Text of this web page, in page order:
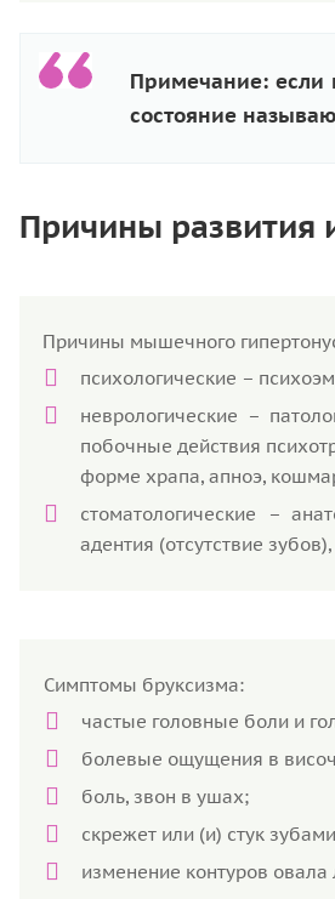
Примечание: если
состояние
Причины развития
Причины мышечного
психологические –
неврологические –
побочные действия
форме храпа, апноэ,
стоматологические –
адентия (отсутствие
Симптомы бруксизма:
частые головные боли и
болевые ощущения в
боль, звон в ушах;
скрежет или (и) стук
изменение контуров овала